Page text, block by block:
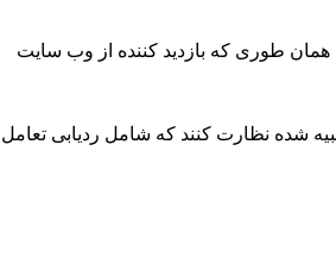
طوری که بازدید کننده از وب سایت
شده نظارت کنند که شامل ردیابی تعامل